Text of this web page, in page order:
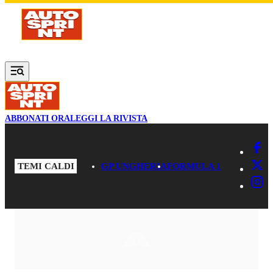
Vai al contenuto principale
ABBONATI ORALEGGI LA RIVISTA
TEMI CALDI GP UNGHERIAFORMULA 1